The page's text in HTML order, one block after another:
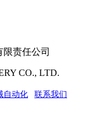
限责任公司
CO., LTD.
自动化 联系我们